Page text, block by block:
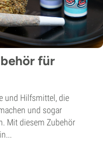
für
und Hilfsmittel, die
und sogar
Mit diesem Zubehör